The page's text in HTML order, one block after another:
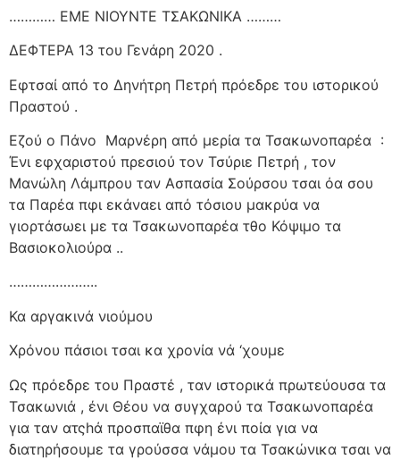
………… ΕΜΕ ΝΙΟΥΝΤΕ ΤΣΑΚΩΝΙΚΑ ………
ΔΕΦΤΕΡΑ 13 του Γενάρη 2020 .
Εφτσαί από το Δηνήτρη Πετρή πρόεδρε του ιστορικού
Πραστού .
Εζού ο Πάνο Μαρνέρη από μερία τα Τσακωνοπαρέα :
Ένι εφχαριστού πρεσιού τον Τσύριε Πετρή , τον
Μανώλη Λάμπρου ταν Ασπασία Σούρσου τσαι όα σου
τα Παρέα πφι εκάναει από τόσιου μακρύα να
γιορτάσωει με τα Τσακωνοπαρέα τθο Κόψιμο τα
Βασιοκολιούρα ..
…………………..
Κα αργακινά νιούμου
Χρόνου πάσιοι τσαι κα χρονία νά ‘χουμε
Ως πρόεδρε του Πραστέ , ταν ιστορικά πρωτεύουσα τα
Τσακωνιά , ένι Θέου να συγχαρού τα Τσακωνοπαρέα
για ταν ατςhά προσπαϊθα πφη ένι ποία για να
διατηρήσουμε τα γρούσσα νάμου τα Τσακώνικα τσαι να